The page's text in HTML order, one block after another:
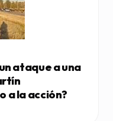
ataque a una
a la acción?